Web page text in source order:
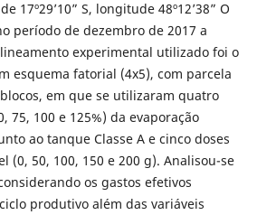
17º29’10” S, longitude 48º12’38” O
período de dezembro de 2017 a
experimental utilizado foi o
esquema fatorial (4x5), com parcela
em que se utilizaram quatro
75, 100 e 125%) da evaporação
ao tanque Classe A e cinco doses
(0, 50, 100, 150 e 200 g). Analisou-se
os gastos efetivos
produtivo além das variáveis